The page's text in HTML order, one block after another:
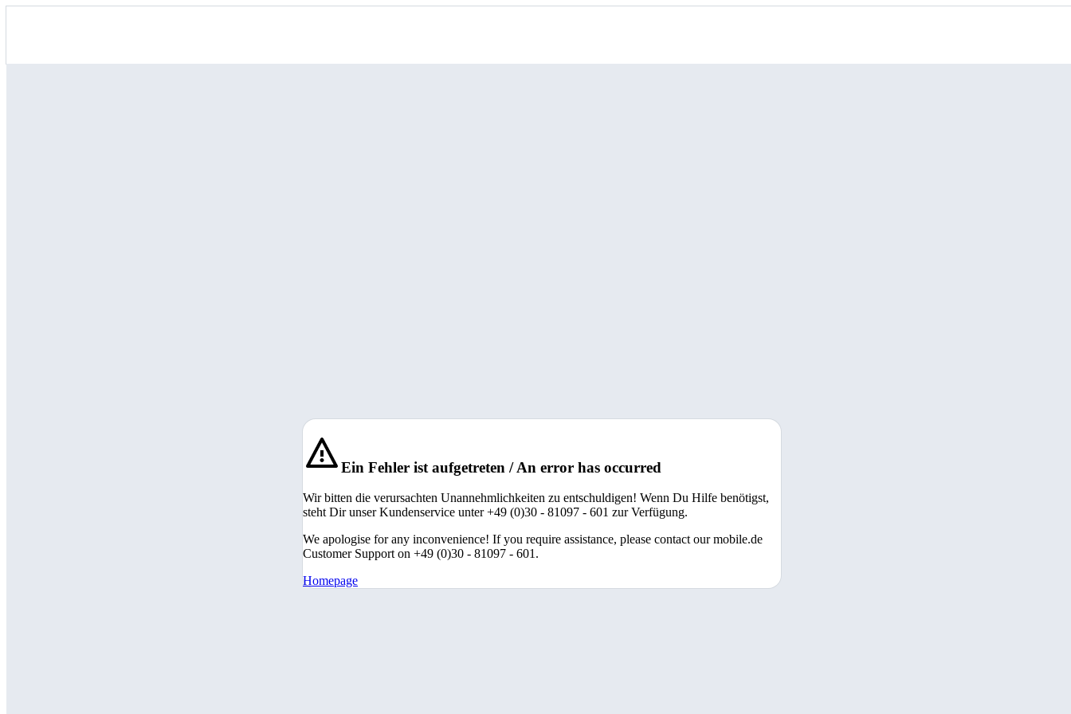
Ein Fehler ist aufgetreten / An error has occurred
Wir bitten die verursachten Unannehmlichkeiten zu entschuldigen! Wenn Du Hilfe benötigst,
steht Dir unser Kundenservice unter +49 (0)30 - 81097 - 601 zur Verfügung.
We apologise for any inconvenience! If you require assistance, please contact our mobile.de
Customer Support on +49 (0)30 - 81097 - 601.
Homepage